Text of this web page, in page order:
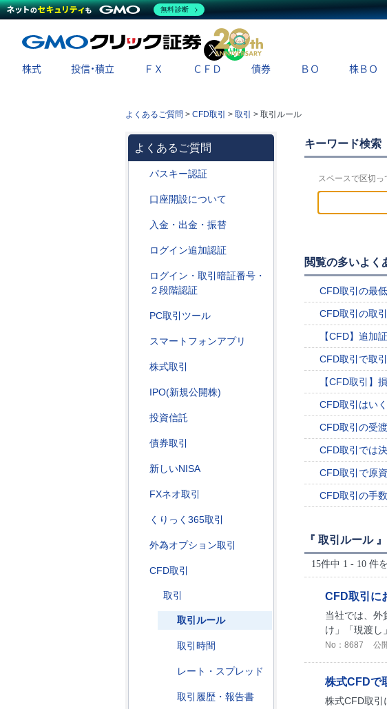
X
株式 投信・積立 ＦＸ ＣＦＤ 債券 ＢＯ 株ＢＯ
よくあるご質問 > CFD取引 > 取引 > 取引ルール
よくあるご質問
パスキー認証
口座開設について
入金・出金・振替
ログイン追加認証
ログイン・取引暗証番号・
２段階認証
PC取引ツール
スマートフォンアプリ
株式取引
IPO(新規公開株)
投資信託
債券取引
新しいNISA
FXネオ取引
くりっく365取引
外為オプション取引
CFD取引
取引
取引ルール
取引時間
レート・スプレッド
取引履歴・報告書
キーワード検索
スペースで区切
閲覧の多いよく
CFD取引の最
CFD取引の取
【CFD】追加
CFD取引で取
【CFD取引】
CFD取引はい
CFD取引の受
CFD取引では
CFD取引で原
CFD取引の手
『 取引ルール
15件中 1 - 10 件
CFD取引に
当社では、外
け」「現渡し
No：8687 公
株式CFDで
株式CFD取引
無料診断